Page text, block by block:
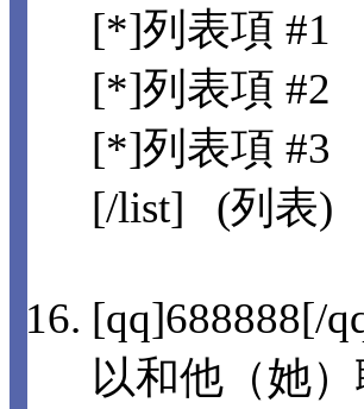
[*]列表項 #1
[*]列表項 #2
[*]列表項 #3
[/list] (列表)
[qq]688888[/
以和他（她